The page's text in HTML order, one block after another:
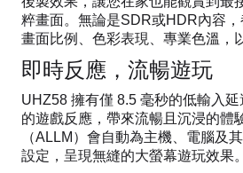
粹畫面。無論是SDR或HDR內容
畫面比例、色彩表現、專業色溫，
即時反應，流暢遊玩
UHZ58 擁有僅 8.5 毫秒的低輸入
的遊戲反應，帶來流暢且沉浸的體
（ALLM）會自動為主機、電腦及
設定，呈現無縫的大螢幕遊玩效果。